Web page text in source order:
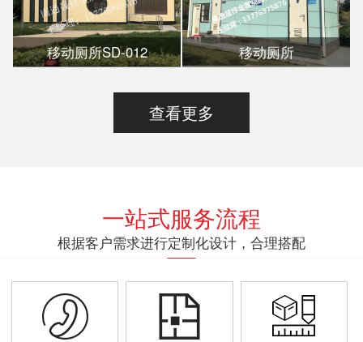
移动厕所SD-012 移动厕所
查看更多
一站式服务流程
根据客户需求进行定制化设计，合理搭配